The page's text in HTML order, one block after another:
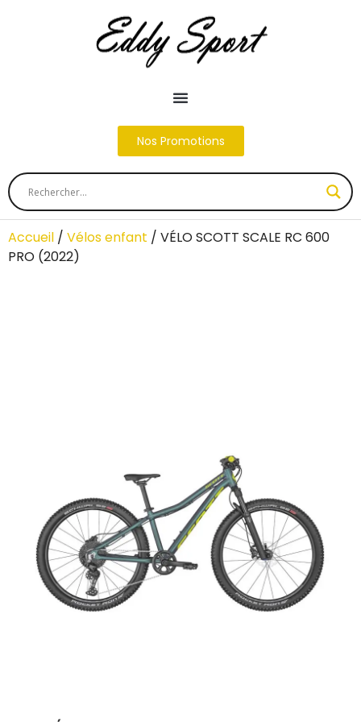
Nos Promotions
Accueil / Vélos enfant / VÉLO SCOTT SCALE RC 600
PRO (2022)